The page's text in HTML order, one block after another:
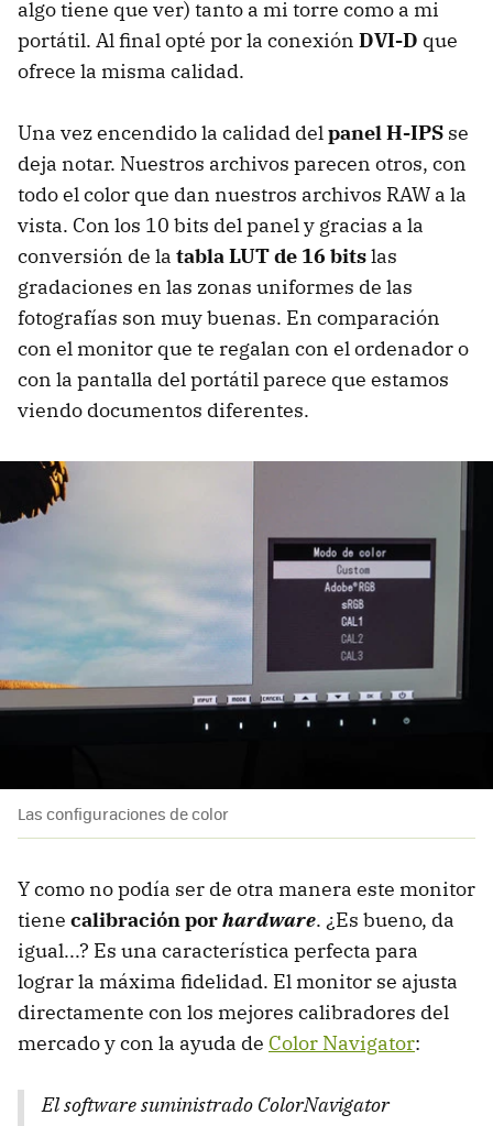
algo tiene que ver) tanto a mi torre como a mi
portátil. Al final opté por la conexión DVI-D que
ofrece la misma calidad.
Una vez encendido la calidad delpanel H-IPS se
deja notar. Nuestros archivos parecen otros, con
todo el color que dan nuestros archivos RAW a la
vista. Con los 10 bits del panel y gracias a la
conversión de la tabla LUT de 16 bitslas
gradaciones en las zonas uniformes de las
fotografías son muy buenas. En comparación
con el monitor que te regalan con el ordenador o
con la pantalla del portátil parece que estamos
viendo documentos diferentes.
Las configuraciones de color
Y como no podía ser de otra manera este monitor
tiene calibración porhardware. ¿Es bueno, da
igual...? Es una característica perfecta para
lograr la máxima fidelidad. El monitor se ajusta
directamente con los mejores calibradores del
mercado y con la ayuda de Color Navigator:
El software suministrado ColorNavigator